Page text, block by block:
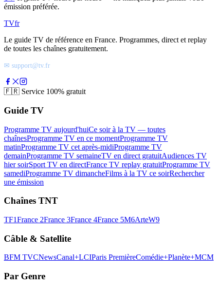
émission préférée.
TVfr
Le guide TV de référence en France. Programmes, direct et replay
de toutes les chaînes gratuitement.
✉ support@tv.fr
🇫🇷 Service 100% gratuit
Guide TV
Programme TV aujourd'huiCe soir à la TV — toutes
chaînesProgramme TV en ce momentProgramme TV
matinProgramme TV cet après-midiProgramme TV
demainProgramme TV semaineTV en direct gratuitAudiences TV
hier soirSport TV en directFrance TV replay gratuitProgramme TV
samediProgramme TV dimancheFilms à la TV ce soirRechercher
une émission
Chaînes TNT
TF1France 2France 3France 4France 5M6ArteW9
Câble & Satellite
BFM TVCNewsCanal+LCIParis PremièreComédie+Planète+MCM
Par Genre